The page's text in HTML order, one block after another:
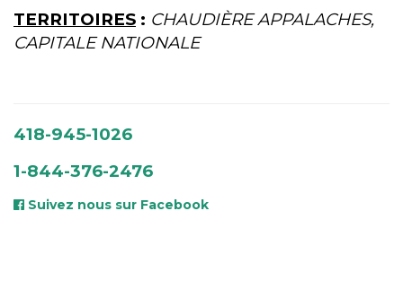
TERRITOIRES : CHAUDIÈRE APPALACHES,
CAPITALE NATIONALE
418-945-1026
1-844-376-2476
Suivez nous sur Facebook